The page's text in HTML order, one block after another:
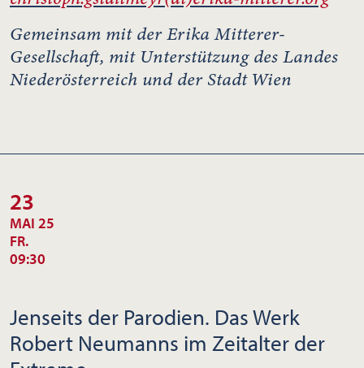
Gemeinsam mit der Erika Mitterer-
Gesellschaft, mit Unterstützung des Landes
Niederösterreich und der Stadt Wien
23
MAI 25
FR.
09:30
Jenseits der Parodien. Das Werk
Robert Neumanns im Zeitalter der